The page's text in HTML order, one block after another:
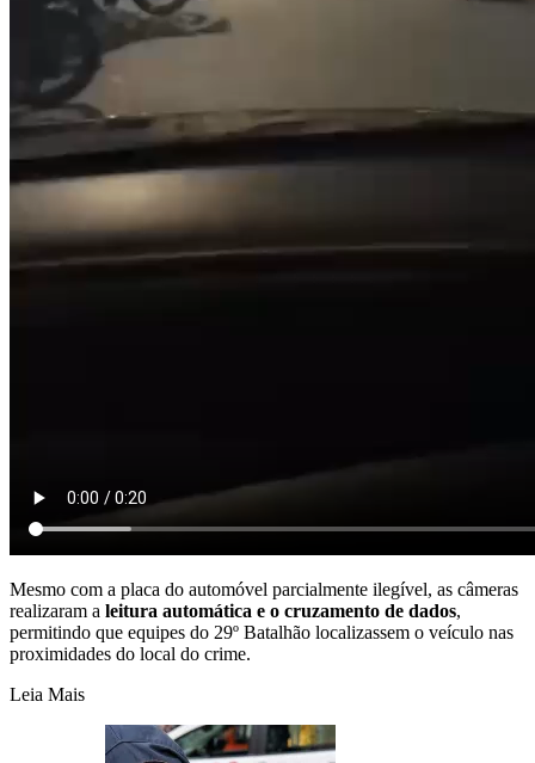
Mesmo com a placa do automóvel parcialmente ilegível, as câmeras
realizaram a leitura automática e o cruzamento de dados,
permitindo que equipes do 29º Batalhão localizassem o veículo nas
proximidades do local do crime.
Leia Mais